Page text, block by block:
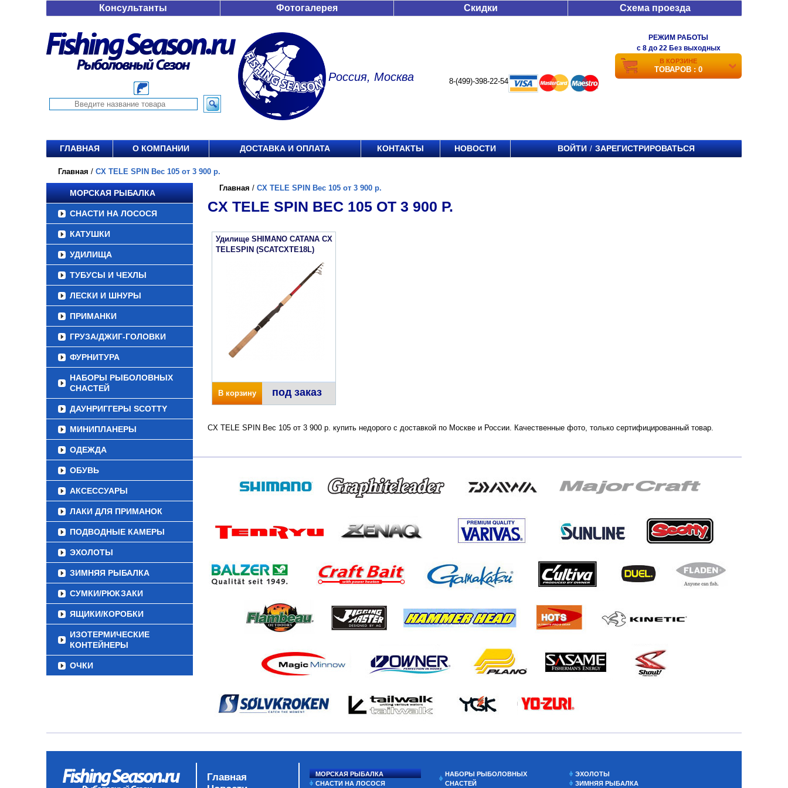
Консультанты Фотогалерея Скидки Схема проезда
Россия, Москва 8-(499)-398-22-54
РЕЖИМ РАБОТЫ
c 8 до 22 Без выходных
В КОРЗИНЕ
ТОВАРОВ : 0
ГЛАВНАЯ О КОМПАНИИ ДОСТАВКА И ОПЛАТА КОНТАКТЫ НОВОСТИ ВОЙТИ / ЗАРЕГИСТРИРОВАТЬСЯ
Главная / CX TELE SPIN Вес 105 от 3 900 р.
МОРСКАЯ РЫБАЛКА
СНАСТИ НА ЛОСОСЯ
КАТУШКИ
УДИЛИЩА
ТУБУСЫ И ЧЕХЛЫ
ЛЕСКИ И ШНУРЫ
ПРИМАНКИ
ГРУЗА/ДЖИГ-ГОЛОВКИ
ФУРНИТУРА
НАБОРЫ РЫБОЛОВНЫХ
СНАСТЕЙ
ДАУНРИГГЕРЫ SCOTTY
МИНИПЛАНЕРЫ
ОДЕЖДА
ОБУВЬ
АКСЕССУАРЫ
ЛАКИ ДЛЯ ПРИМАНОК
ПОДВОДНЫЕ КАМЕРЫ
ЭХОЛОТЫ
ЗИМНЯЯ РЫБАЛКА
СУМКИ/РЮКЗАКИ
ЯЩИКИ/КОРОБКИ
ИЗОТЕРМИЧЕСКИЕ
КОНТЕЙНЕРЫ
ОЧКИ
Главная / CX TELE SPIN Вес 105 от 3 900 р.
CX TELE SPIN ВЕС 105 ОТ 3 900 Р.
Удилище SHIMANO CATANA CX
TELESPIN (SCATCXTE18L)
В корзину под заказ
CX TELE SPIN Вес 105 от 3 900 р. купить недорого с доставкой по Москве и России. Качественные фото, только сертифицированный товар.
Главная
МОРСКАЯ РЫБАЛКА
СНАСТИ НА ЛОСОСЯ
НАБОРЫ РЫБОЛОВНЫХ
СНАСТЕЙ
ЭХОЛОТЫ
ЗИМНЯЯ РЫБАЛКА